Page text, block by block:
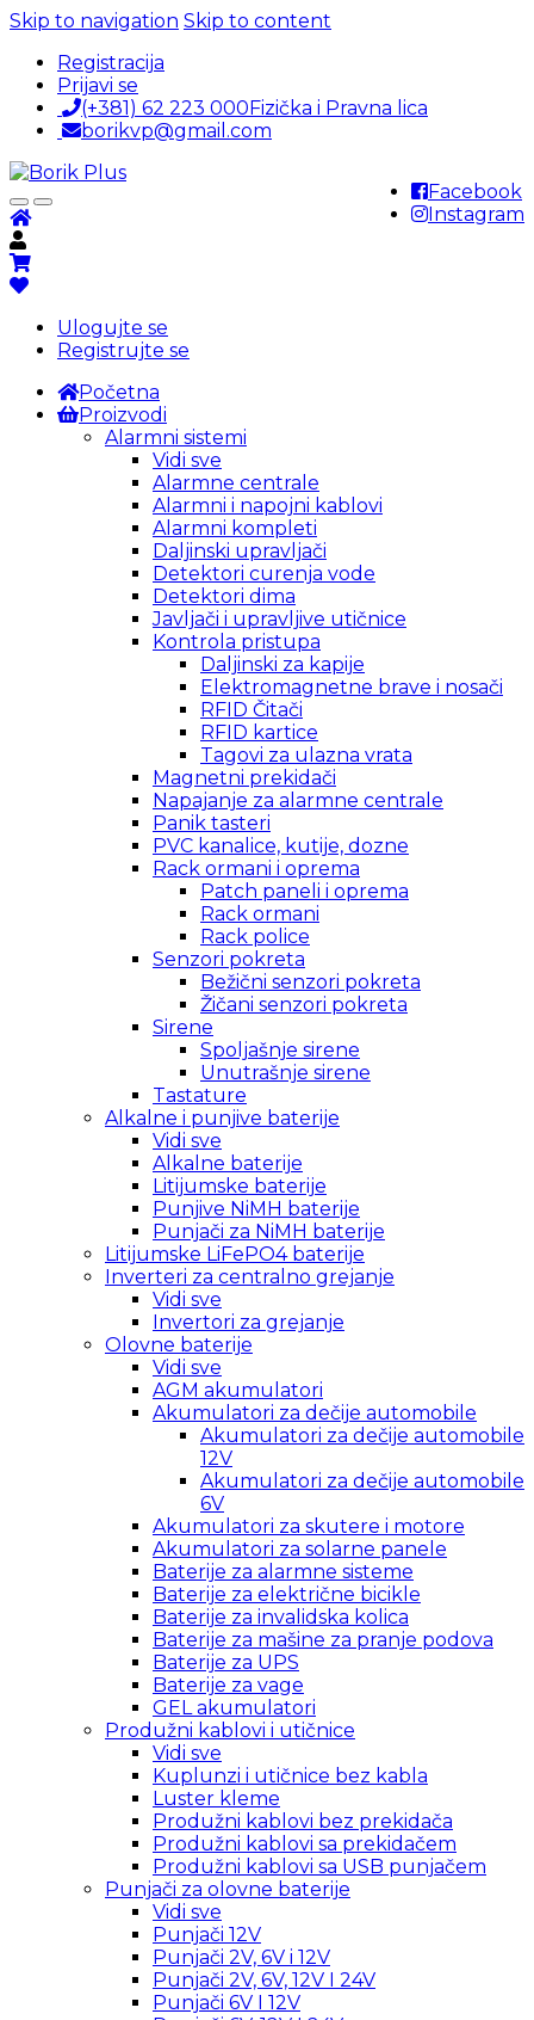
Skip to navigation Skip to content
Registracija
Prijavi se
(+381) 62 223 000Fizička i Pravna lica
borikvp@gmail.com
Facebook
Instagram
Ulogujte se
Registrujte se
Početna
Proizvodi
Alarmni sistemi
Vidi sve
Alarmne centrale
Alarmni i napojni kablovi
Alarmni kompleti
Daljinski upravljači
Detektori curenja vode
Detektori dima
Javljači i upravljive utičnice
Kontrola pristupa
Daljinski za kapije
Elektromagnetne brave i nosači
RFID Čitači
RFID kartice
Tagovi za ulazna vrata
Magnetni prekidači
Napajanje za alarmne centrale
Panik tasteri
PVC kanalice, kutije, dozne
Rack ormani i oprema
Patch paneli i oprema
Rack ormani
Rack police
Senzori pokreta
Bežični senzori pokreta
Žičani senzori pokreta
Sirene
Spoljašnje sirene
Unutrašnje sirene
Tastature
Alkalne i punjive baterije
Vidi sve
Alkalne baterije
Litijumske baterije
Punjive NiMH baterije
Punjači za NiMH baterije
Litijumske LiFePO4 baterije
Inverteri za centralno grejanje
Vidi sve
Invertori za grejanje
Olovne baterije
Vidi sve
AGM akumulatori
Akumulatori za dečije automobile
Akumulatori za dečije automobile
12V
Akumulatori za dečije automobile
6V
Akumulatori za skutere i motore
Akumulatori za solarne panele
Baterije za alarmne sisteme
Baterije za električne bicikle
Baterije za invalidska kolica
Baterije za mašine za pranje podova
Baterije za UPS
Baterije za vage
GEL akumulatori
Produžni kablovi i utičnice
Vidi sve
Kuplunzi i utičnice bez kabla
Luster kleme
Produžni kablovi bez prekidača
Produžni kablovi sa prekidačem
Produžni kablovi sa USB punjačem
Punjači za olovne baterije
Vidi sve
Punjači 12V
Punjači 2V, 6V i 12V
Punjači 2V, 6V, 12V I 24V
Punjači 6V I 12V